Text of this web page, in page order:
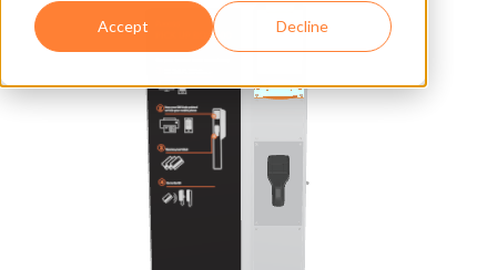
Accept Decline